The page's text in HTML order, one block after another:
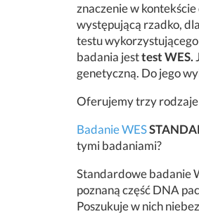
znaczenie w
występującą rzadko,
testu
badania jesttest WES.
genetyczną. Do jego
Oferujemy trzy rodzaje
Badanie WES
tymi badaniami?
Standardowe badanie
poznaną część DNA
Poszukuje w nich